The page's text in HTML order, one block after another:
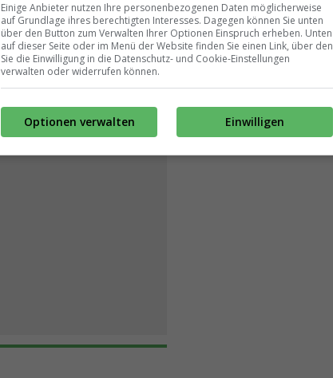
Einige Anbieter nutzen Ihre personenbezogenen Daten möglicherweise
auf Grundlage ihres berechtigten Interesses. Dagegen können Sie unten
über den Button zum Verwalten Ihrer Optionen Einspruch erheben. Unten
auf dieser Seite oder im Menü der Website finden Sie einen Link, über den
Sie die Einwilligung in die Datenschutz- und Cookie-Einstellungen
verwalten oder widerrufen können.
Einwilligen
Optionen verwalten